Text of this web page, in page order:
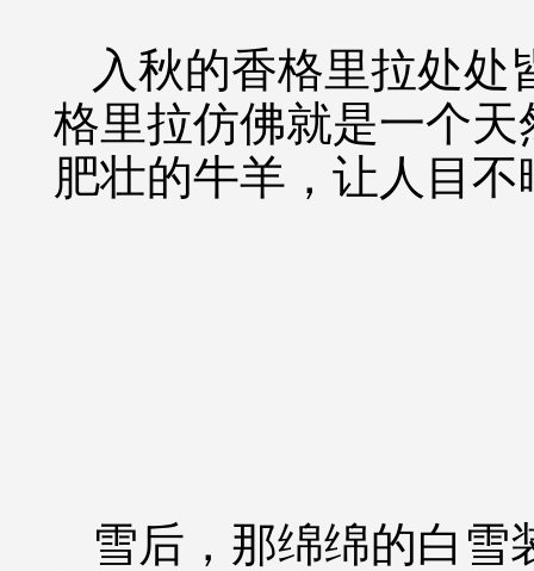
入秋的香格里拉处
格里拉仿佛就是一个
肥壮的牛羊，让人目不
雪后，那绵绵的白雪